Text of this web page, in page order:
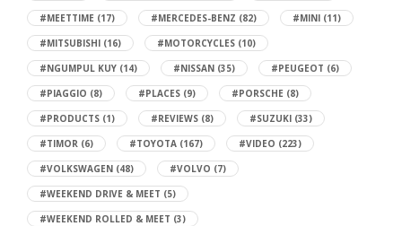
#MEETTIME (17) #MERCEDES-BENZ (82) #MINI (11)
#MITSUBISHI (16) #MOTORCYCLES (10)
#NGUMPUL KUY (14) #NISSAN (35) #PEUGEOT (6)
#PIAGGIO (8) #PLACES (9) #PORSCHE (8)
#PRODUCTS (1) #REVIEWS (8) #SUZUKI (33)
#TIMOR (6) #TOYOTA (167) #VIDEO (223)
#VOLKSWAGEN (48) #VOLVO (7)
#WEEKEND DRIVE & MEET (5)
#WEEKEND ROLLED & MEET (3)